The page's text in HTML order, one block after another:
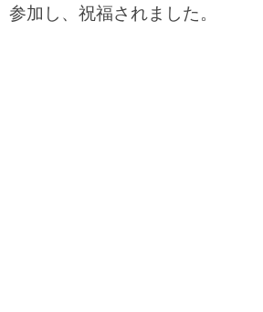
加し、祝福されました。